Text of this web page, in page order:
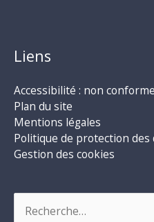
Liens
Accessibilité : non conforme
Plan du site
Mentions légales
Politique de protection des
Gestion des cookies